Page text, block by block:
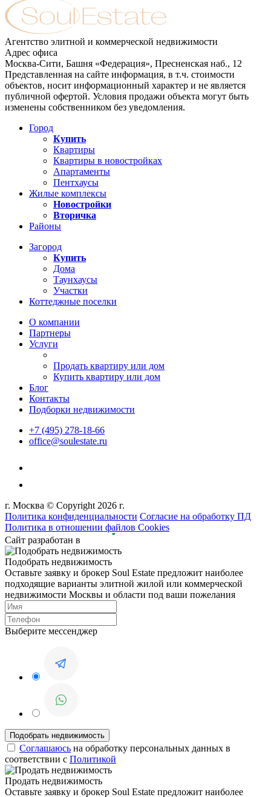
Агентство элитной и коммерческой недвижимости
Адрес офиса
Москва-Сити, Башня «Федерация», Пресненская наб., 12
Представленная на сайте информация, в т.ч. стоимости
объектов, носит информационный характер и не является
публичной офертой. Условия продажи объекта могут быть
изменены собственником без уведомления.
Город
Купить
Квартиры
Квартиры в новостройках
Апартаменты
Пентхаусы
Жилые комплексы
Новостройки
Вторичка
Районы
Загород
Купить
Дома
Таунхаусы
Участки
Коттеджные поселки
О компании
Партнеры
Услуги
Продать квартиру или дом
Купить квартиру или дом
Блог
Контакты
Подборки недвижимости
+7 (495) 278-18-66
office@soulestate.ru
г. Москва © Copyright 2026 г.
Политика конфиденциальности Согласие на обработку ПД
Политика в отношении файлов Cookies
Сайт разработан в
Подобрать недвижимость
Оставьте заявку и брокер Soul Estate предложит наиболее
подходящие варианты элитной жилой или коммерческой
недвижимости Москвы и области под ваши пожелания
Выберите мессенджер
Соглашаюсь на обработку персональных данных в
соответствии с Политикой
Продать недвижимость
Оставьте заявку и брокер Soul Estate предложит наиболее